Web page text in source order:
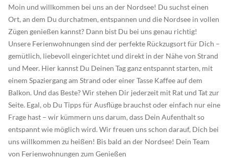
Moin und willkommen bei uns an der Nordsee! Du suchst einen
Ort, an dem Du durchatmen, entspannen und die Nordsee in vollen
Zügen genießen kannst? Dann bist Du bei uns genau richtig!
Unsere Ferienwohnungen sind der perfekte Rückzugsort für Dich –
gemütlich, liebevoll eingerichtet und direkt in der Nähe von Strand
und Meer. Hier kannst Du Deinen Tag ganz entspannt starten, mit
einem Spaziergang am Strand oder einer Tasse Kaffee auf dem
Balkon. Und das Beste? Wir stehen Dir jederzeit mit Rat und Tat zur
Seite. Egal, ob Du Tipps für Ausflüge brauchst oder einfach nur eine
Frage hast – wir kümmern uns darum, dass Dein Aufenthalt so
entspannt wie möglich wird. Wir freuen uns schon darauf, Dich bei
uns willkommen zu heißen! Bis bald an der Nordsee! Dein Team
von Ferienwohnungen zum Genießen